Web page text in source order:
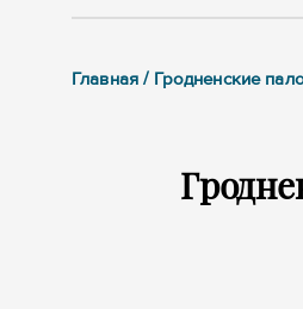
Главная / Гродненские